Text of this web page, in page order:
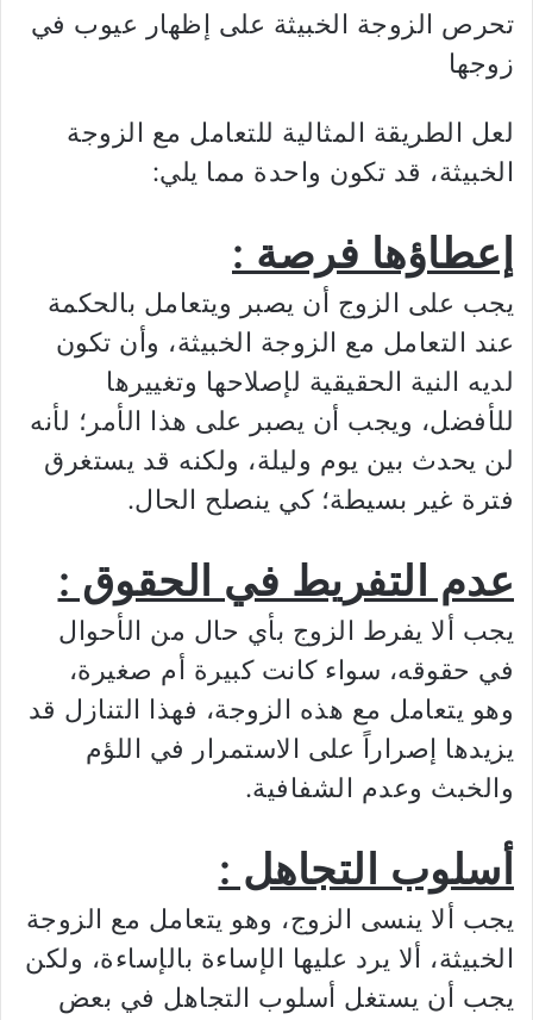
تحرص الزوجة الخبيثة على إظهار عيوب في
زوجها
لعل الطريقة المثالية للتعامل مع الزوجة
الخبيثة، قد تكون واحدة مما يلي:
إعطاؤها فرصة :
يجب على الزوج أن يصبر ويتعامل بالحكمة
عند التعامل مع الزوجة الخبيثة، وأن تكون
لديه النية الحقيقية لإصلاحها وتغييرها
للأفضل، ويجب أن يصبر على هذا الأمر؛ لأنه
لن يحدث بين يوم وليلة، ولكنه قد يستغرق
فترة غير بسيطة؛ كي ينصلح الحال.
عدم التفريط في الحقوق :
يجب ألا يفرط الزوج بأي حال من الأحوال
في حقوقه، سواء كانت كبيرة أم صغيرة،
وهو يتعامل مع هذه الزوجة، فهذا التنازل قد
يزيدها إصراراً على الاستمرار في اللؤم
والخبث وعدم الشفافية.
أسلوب التجاهل :
يجب ألا ينسى الزوج، وهو يتعامل مع الزوجة
الخبيثة، ألا يرد عليها الإساءة بالإساءة، ولكن
يجب أن يستغل أسلوب التجاهل في بعض